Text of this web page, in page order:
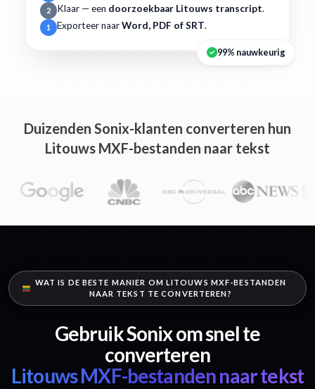
2 Klaar — een doorzoekbaar Litouws transcript.
1 Exporteer naarWord, PDF of SRT.
99% nauwkeurig
Duizenden Sonix-klanten converteren hun
Litouws MXF-bestanden naar tekst
WAT IS DE BESTE MANIER OM LITOUWS MXF-BESTANDEN
NAAR TEKST TE CONVERTEREN?
Gebruik Sonix om snel te
converteren
Litouws MXF-bestanden naar tekst